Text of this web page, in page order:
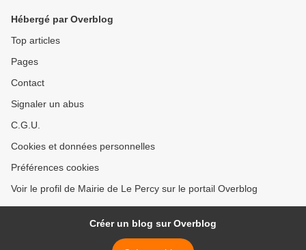
Hébergé par Overblog
Top articles
Pages
Contact
Signaler un abus
C.G.U.
Cookies et données personnelles
Préférences cookies
Voir le profil de Mairie de Le Percy sur le portail Overblog
Créer un blog sur Overblog